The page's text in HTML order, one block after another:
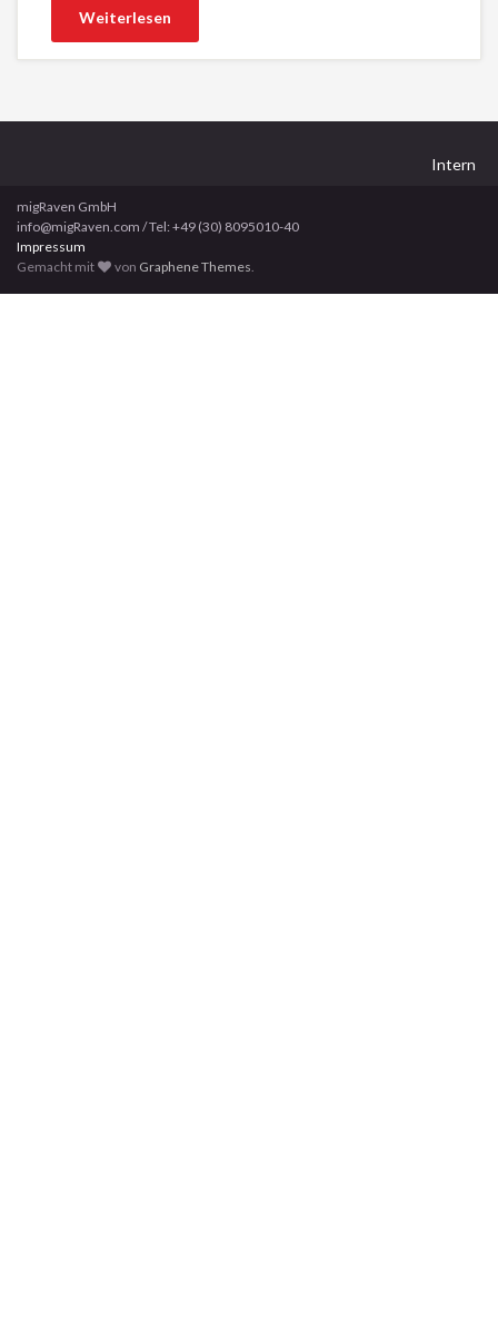
Weiterlesen
Intern
migRaven GmbH
info@migRaven.com / Tel: +49 (30) 8095010-40
Impressum
Gemacht mit
von Graphene Themes